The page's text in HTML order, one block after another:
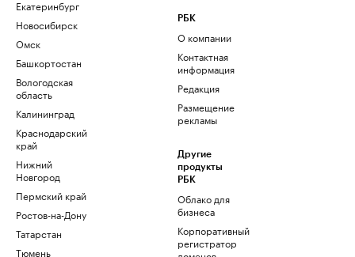
Екатеринбург
Новосибирск
Омск
Башкортостан
Вологодская
область
Калининград
Краснодарский
край
Нижний
Новгород
Пермский край
Ростов-на-Дону
Татарстан
Тюмень
РБК
О компании
Контактная
информация
Редакция
Размещение
рекламы
Другие
продукты
РБК
Облако для
бизнеса
Корпоративный
регистратор